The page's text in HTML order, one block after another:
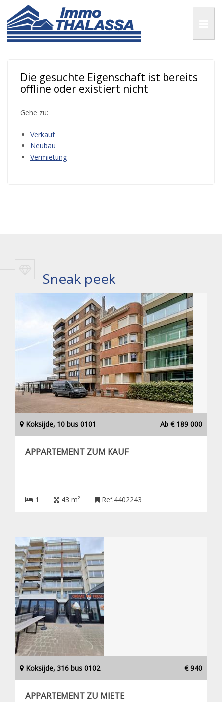
Die gesuchte Eigenschaft ist bereits
offline oder existiert nicht
Gehe zu:
Verkauf
Neubau
Vermietung
Sneak peek
Koksijde, 10 bus 0101 Ab € 189 000
APPARTEMENT ZUM KAUF
1 43 m² Ref.4402243
Koksijde, 316 bus 0102 € 940
APPARTEMENT ZU MIETE